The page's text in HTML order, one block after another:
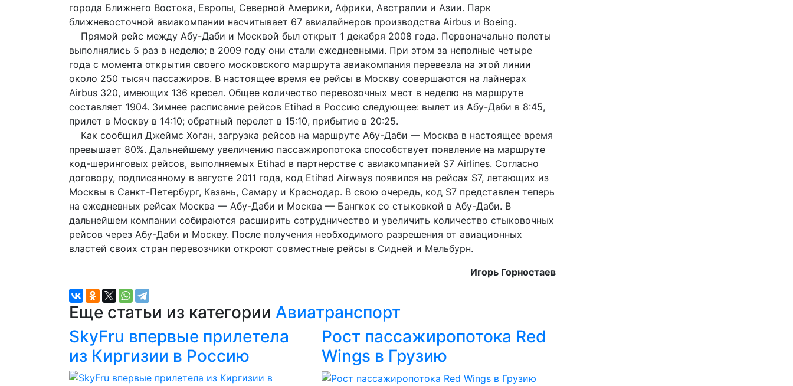
города Ближнего Востока, Европы, Северной Америки, Африки, Австралии и Азии. Парк
ближневосточной авиакомпании насчитывает 67 авиалайнеров производства Airbus и Boeing.
Прямой рейс между Абу-Даби и Москвой был открыт 1 декабря 2008 года. Первоначально полеты
выполнялись 5 раз в неделю; в 2009 году они стали ежедневными. При этом за неполные четыре
года с момента открытия своего московского маршрута авиакомпания перевезла на этой линии
около 250 тысяч пассажиров. В настоящее время ее рейсы в Москву совершаются на лайнерах
Airbus 320, имеющих 136 кресел. Общее количество перевозочных мест в неделю на маршруте
составляет 1904. Зимнее расписание рейсов Etihad в Россию следующее: вылет из Абу-Даби в 8:45,
прилет в Москву в 14:10; обратный перелет в 15:10, прибытие в 20:25.
Как сообщил Джеймс Хоган, загрузка рейсов на маршруте Абу-Даби — Москва в настоящее время
превышает 80%. Дальнейшему увеличению пассажиропотока способствует появление на маршруте
код-шеринговых рейсов, выполняемых Etihad в партнерстве с авиакомпанией S7 Airlines. Согласно
договору, подписанному в августе 2011 года, код Etihad Airways появился на рейсах S7, летающих из
Москвы в Санкт-Петербург, Казань, Самару и Краснодар. В свою очередь, код S7 представлен теперь
на ежедневных рейсах Москва — Абу-Даби и Москва — Бангкок со стыковкой в Абу-Даби. В
дальнейшем компании собираются расширить сотрудничество и увеличить количество стыковочных
рейсов через Абу-Даби и Москву. После получения необходимого разрешения от авиационных
властей своих стран перевозчики откроют совместные рейсы в Сидней и Мельбурн.
Игорь Горностаев
Еще статьи из категории Авиатранспорт
SkyFru впервые прилетела
из Киргизии в Россию
Рост пассажиропотока Red
Wings в Грузию